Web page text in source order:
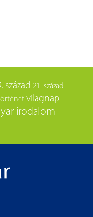
század 21. század
világnap
irodalom